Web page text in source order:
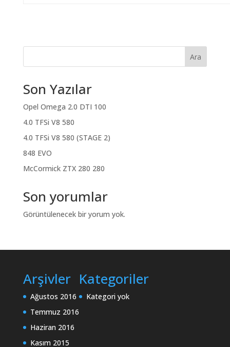
Ara
Son Yazılar
Opel Omega 2.0 DTI 100
4.0 TFSi V8 580
4.0 TFSi V8 580 (STAGE 2)
848 EVO
McCormick ZTX 280 280
Son yorumlar
Görüntülenecek bir yorum yok.
Arşivler
Ağustos 2016
Temmuz 2016
Haziran 2016
Kasım 2015
Kategoriler
Kategori yok